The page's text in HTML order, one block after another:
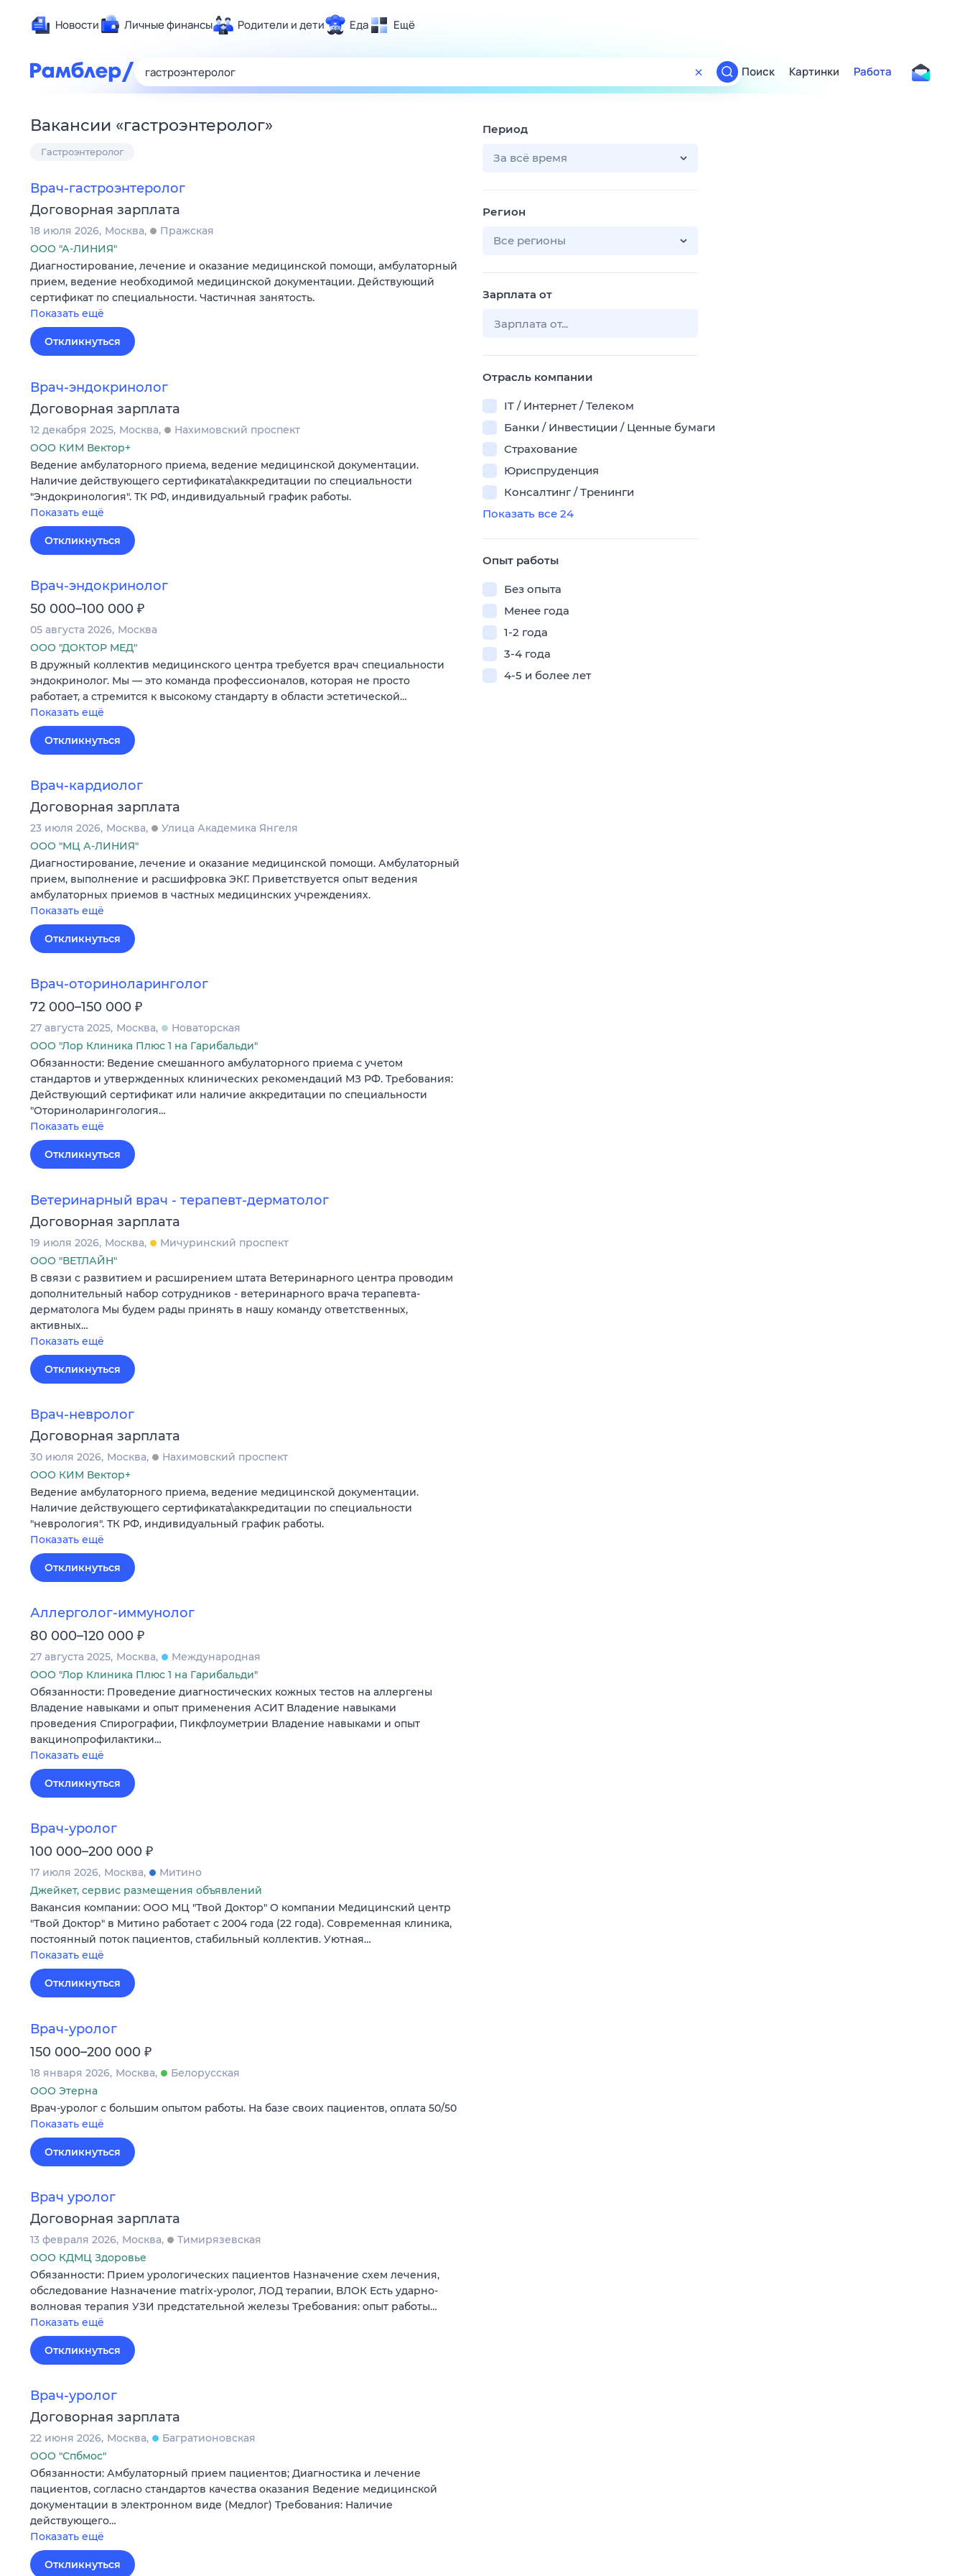
Новости Личные финансы Родители и дети Еда Ещё
Развлечения и отдых
Спорт
Гороскопы
Поиск
ТВ-программа
Поиск Картинки Работа
Вакансии «гастроэнтеролог»
Гастроэнтеролог
Врач-гастроэнтеролог
Договорная зарплата
18 июля 2026 Москва
Пражская
ООО "А-ЛИНИЯ"
Диагностирование, лечение и оказание медицинской помощи, амбулаторный
прием, ведение необходимой медицинской документации. Действующий
сертификат по специальности. Частичная занятость.
Показать ещё
Откликнуться
Врач-эндокринолог
Договорная зарплата
12 декабря 2025 Москва
Нахимовский проспект
ООО КИМ Вектор+
Ведение амбулаторного приема, ведение медицинской документации.
Наличие действующего сертификата\аккредитации по специальности
"Эндокринология". ТК РФ, индивидуальный график работы.
Показать ещё
Откликнуться
Врач-эндокринолог
50 000–100 000 ₽
05 августа 2026 Москва
ООО "ДОКТОР МЕД"
В дружный коллектив медицинского центра требуется врач специальности
эндокринолог. Мы — это команда профессионалов, которая не просто
работает, а стремится к высокому стандарту в области эстетической…
Показать ещё
Откликнуться
Врач-кардиолог
Договорная зарплата
23 июля 2026 Москва
Улица Академика Янгеля
ООО "МЦ А-ЛИНИЯ"
Диагностирование, лечение и оказание медицинской помощи. Амбулаторный
прием, выполнение и расшифровка ЭКГ. Приветствуется опыт ведения
амбулаторных приемов в частных медицинских учреждениях.
Показать ещё
Откликнуться
Врач-оториноларинголог
72 000–150 000 ₽
27 августа 2025 Москва
Новаторская
ООО "Лор Клиника Плюс 1 на Гарибальди"
Обязанности: Ведение смешанного амбулаторного приема с учетом
стандартов и утвержденных клинических рекомендаций МЗ РФ. Требования:
Действующий сертификат или наличие аккредитации по специальности
"Оториноларингология…
Показать ещё
Откликнуться
Ветеринарный врач - терапевт-дерматолог
Договорная зарплата
19 июля 2026 Москва
Мичуринский проспект
ООО "ВЕТЛАЙН"
В связи с развитием и расширением штата Ветеринарного центра проводим
дополнительный набор сотрудников - ветеринарного врача терапевта-
дерматолога Мы будем рады принять в нашу команду ответственных,
активных…
Показать ещё
Откликнуться
Врач-невролог
Договорная зарплата
30 июля 2026 Москва
Нахимовский проспект
ООО КИМ Вектор+
Ведение амбулаторного приема, ведение медицинской документации.
Наличие действующего сертификата\аккредитации по специальности
"неврология". ТК РФ, индивидуальный график работы.
Показать ещё
Откликнуться
Аллерголог-иммунолог
80 000–120 000 ₽
27 августа 2025 Москва
Международная
ООО "Лор Клиника Плюс 1 на Гарибальди"
Обязанности: Проведение диагностических кожных тестов на аллергены
Владение навыками и опыт применения АСИТ Владение навыками
проведения Спирографии, Пикфлоуметрии Владение навыками и опыт
вакцинопрофилактики…
Показать ещё
Откликнуться
Врач-уролог
100 000–200 000 ₽
17 июля 2026 Москва
Митино
Джейкет, сервис размещения объявлений
Вакансия компании: ООО МЦ "Твой Доктор" О компании Медицинский центр
"Твой Доктор" в Митино работает с 2004 года (22 года). Современная клиника,
постоянный поток пациентов, стабильный коллектив. Уютная…
Показать ещё
Откликнуться
Врач-уролог
150 000–200 000 ₽
18 января 2026 Москва
Белорусская
ООО Этерна
Врач-уролог с большим опытом работы. На базе своих пациентов, оплата 50/50
Показать ещё
Откликнуться
Врач уролог
Договорная зарплата
13 февраля 2026 Москва
Тимирязевская
ООО КДМЦ Здоровье
Обязанности: Прием урологических пациентов Назначение схем лечения,
обследование Назначение matrix-уролог, ЛОД терапии, ВЛОК Есть ударно-
волновая терапия УЗИ предстательной железы Требования: опыт работы…
Показать ещё
Откликнуться
Врач-уролог
Договорная зарплата
22 июня 2026 Москва
Багратионовская
ООО "Спбмос"
Обязанности: Амбулаторный прием пациентов; Диагностика и лечение
пациентов, согласно стандартов качества оказания Ведение медицинской
документации в электронном виде (Медлог) Требования: Наличие
действующего…
Показать ещё
Откликнуться
Период
За всё время
Регион
Все регионы
Зарплата от
Отрасль компании
IT / Интернет / Телеком
Банки / Инвестиции / Ценные бумаги
Страхование
Юриспруденция
Консалтинг / Тренинги
Показать все 24
Опыт работы
Без опыта
Менее года
1-2 года
3-4 года
4-5 и более лет